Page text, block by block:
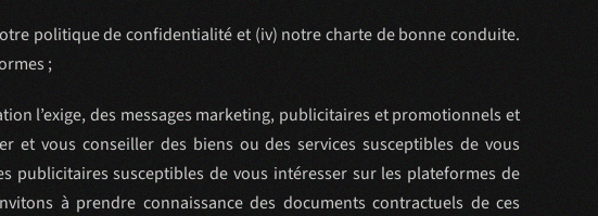
politique de confidentialité et (iv) notre charte de bonne conduite.
;
l’exige, des messages marketing, publicitaires et promotionnels et
et vous conseiller des biens ou des services susceptibles de vous
publicitaires susceptibles de vous intéresser sur les plateformes de
à prendre connaissance des documents contractuels de ces